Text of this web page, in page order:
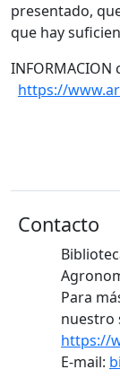
presentado,
que hay
https://
Contacto
Para
nuestro
https://
E-mail: